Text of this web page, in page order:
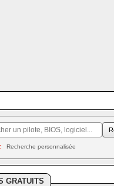
Recherche personnalisée
GRATUITS